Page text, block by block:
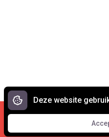
Cookies en
© 2007 - 2026